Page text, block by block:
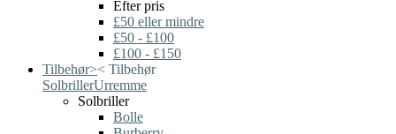
Efter pris
£50 eller mindre
£50 - £100
£100 - £150
Tilbehør>< Tilbehør
SolbrillerUrremme
Solbriller
Bolle